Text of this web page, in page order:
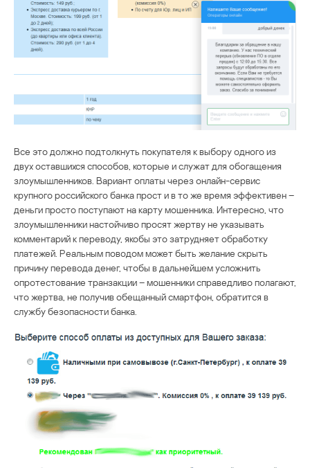
Все это должно подтолкнуть покупателя к выбору одного из
двух оставшихся способов, которые и служат для обогащения
злоумышленников. Вариант оплаты через онлайн-сервис
крупного российского банка прост и в то же время эффективен –
деньги просто поступают на карту мошенника. Интересно, что
злоумышленники настойчиво просят жертву не указывать
комментарий к переводу, якобы это затрудняет обработку
платежей. Реальным поводом может быть желание скрыть
причину перевода денег, чтобы в дальнейшем усложнить
опротестование транзакции – мошенники справедливо полагают,
что жертва, не получив обещанный смартфон, обратится в
службу безопасности банка.